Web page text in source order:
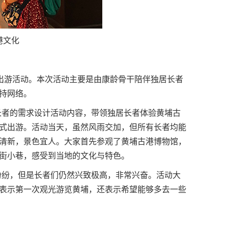
文化
游活动。本次活动主要是由康龄骨干陪伴独居长者
网络。
的需求设计活动内容，带领独居长者体验黄埔古
出游。活动当天，虽然风雨交加，但所有长者均能
，景色宜人。大家首先参观了黄埔古港博物馆，
巷，感受到当地的文化与特色。
，但是长者们仍然兴致极高，非常兴奋。活动大
示第一次观光游览黄埔，还表示希望能够多去一些